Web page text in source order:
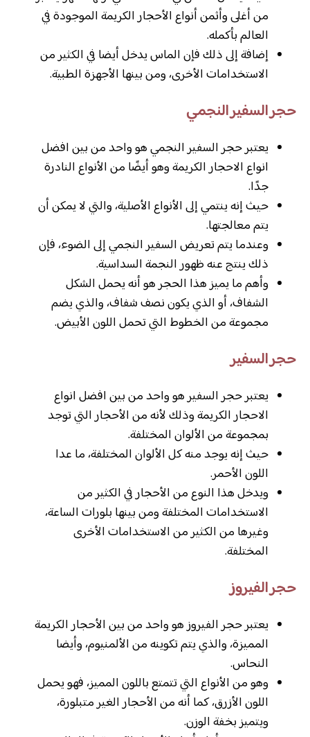
من أغلى وأثمن أنواع الأحجار الكريمة الموجودة في
العالم بأكمله.
إضافة إلى ذلك فإن الماس يدخل أيضا في الكثير من
الاستخدامات الأخرى، ومن بينها الأجهزة الطبية.
حجر السفير النجمي
يعتبر حجر السفير النجمي هو واحد من بين افضل
انواع الاحجار الكريمة وهو أيضًا من الأنواع النادرة
جدًا.
حيث إنه ينتمي إلى الأنواع الأصلية، والتي لا يمكن أن
يتم معالجتها.
وعندما يتم تعريض السفير النجمي إلى الضوء، فإن
ذلك ينتج عنه ظهور النجمة السداسية.
وأهم ما يميز هذا الحجر هو أنه يحمل الشكل
الشفاف، أو الذي يكون نصف شفاف، والذي يضم
مجموعة من الخطوط التي تحمل اللون الأبيض.
حجر السفير
يعتبر حجر السفير هو واحد من بين افضل انواع
الاحجار الكريمة وذلك لأنه من الأحجار التي توجد
بمجموعة من الألوان المختلفة.
حيث إنه يوجد منه كل الألوان المختلفة، ما عدا
اللون الأحمر.
ويدخل هذا النوع من الأحجار في الكثير من
الاستخدامات المختلفة ومن بينها بلورات الساعة،
وغيرها من الكثير من الاستخدامات الأخرى
المختلفة.
حجر الفيروز
يعتبر حجر الفيروز هو واحد من بين الأحجار الكريمة
المميزة، والذي يتم تكوينه من الألمنيوم، وأيضا
النحاس.
وهو من الأنواع التي تتمتع باللون المميز، فهو يحمل
اللون الأزرق، كما أنه من الأحجار الغير متبلورة،
ويتميز بخفة الوزن.